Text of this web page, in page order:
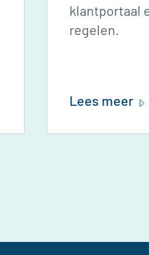
klantportaal
regelen.
Lees meer